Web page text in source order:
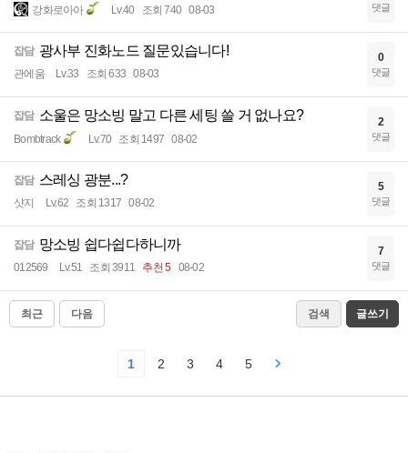
강화로아아 Lv.40 조회 740 08-03 댓글
잡담 광사부 진화노드 질문있습니다!
관에움 Lv.33 조회 633 08-03
0
댓글
잡담 소울은 망소빙 말고 다른 세팅 쓸 거 없나요?
Bombtrack Lv.70 조회 1497 08-02
2
댓글
잡담 스레싱 광분...?
샷지 Lv.62 조회 1317 08-02
5
댓글
잡담 망소빙 쉽다쉽다하니까
012569 Lv.51 조회 3911 추천 5 08-02
7
댓글
최근 다음 검색 글쓰기
1 2 3 4 5